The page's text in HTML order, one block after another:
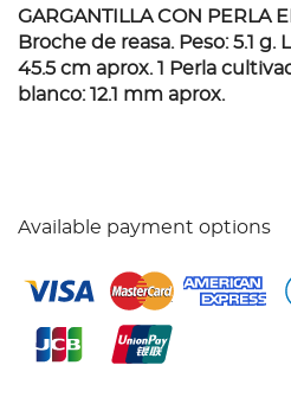
GARGANTILLA CON PERLA
Broche de reasa. Peso: 5.1
45.5 cm aprox. 1 Perla
blanco: 12.1 mm aprox.
Available payment options